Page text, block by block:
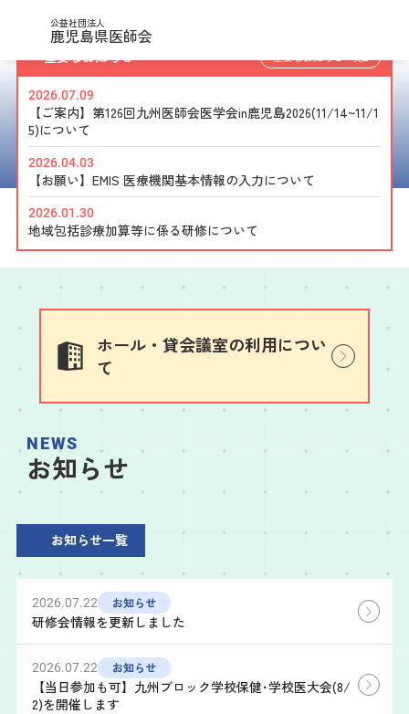
公益社団法人
鹿児島県医師会
県民の皆様の保健・医療・福祉の向上を目的として、
県民の方や医師・医療関係者へ向けた情報を案内しています。
重要なお知らせ
2026.07.09
【ご案内】第126回九州医師会医学会in鹿児島2026(11/14~11/1
5)について
2026.04.03
【お願い】EMIS 医療機関基本情報の入力について
2026.01.30
地域包括診療加算等に係る研修について
ホール・貸会議室の利用につい
て
NEWS
お知らせ
お知らせ一覧
2026.07.22 お知らせ
研修会情報を更新しました
2026.07.22 お知らせ
【当日参加も可】九州ブロック学校保健･学校医大会(8/
2)を開催します